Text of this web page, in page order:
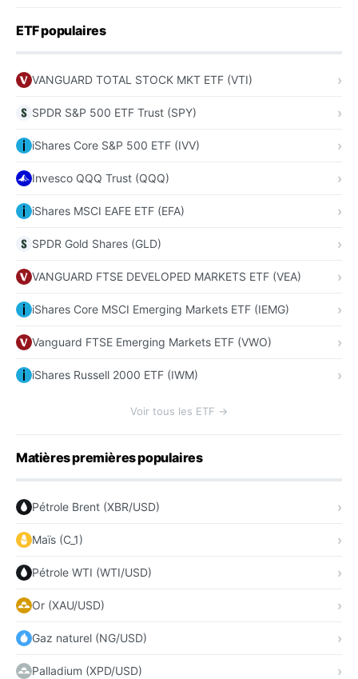
ETF populaires
VANGUARD TOTAL STOCK MKT ETF (VTI)
SPDR S&P 500 ETF Trust (SPY)
iShares Core S&P 500 ETF (IVV)
Invesco QQQ Trust (QQQ)
iShares MSCI EAFE ETF (EFA)
SPDR Gold Shares (GLD)
VANGUARD FTSE DEVELOPED MARKETS ETF (VEA)
iShares Core MSCI Emerging Markets ETF (IEMG)
Vanguard FTSE Emerging Markets ETF (VWO)
iShares Russell 2000 ETF (IWM)
Voir tous les ETF →
Matières premières populaires
Pétrole Brent (XBR/USD)
Maïs (C_1)
Pétrole WTI (WTI/USD)
Or (XAU/USD)
Gaz naturel (NG/USD)
Palladium (XPD/USD)